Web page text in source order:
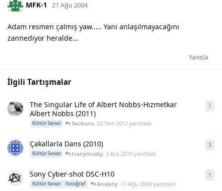
MFK-1 21 Ağu 2004
Adam resmen çalmış yaw..... Yani anlaşılmayacağını
zannediyor heralde...
Yanıtla
İlgili Tartışmalar
The Singular Life of Albert Nobbs-Hizmetkar
Albert Nobbs (2011)
Kültür Sanat Taciturn,23 Tem 2012 yanıtladı
1
Çakallarla Dans (2010)
Kültür Sanat tracymusty,3 Ara 2010 yanıtladı
3
Sony Cyber-shot DSC-H10
Kültür Sanat Fotoğraf Anxiety, 11 Ağu 2008yanıtladı
1